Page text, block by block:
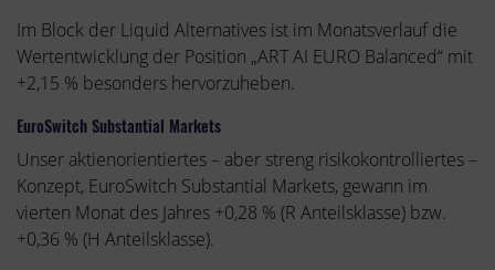
Im Block der Liquid Alternatives ist im Monatsverlauf die
Wertentwicklung der Position „ART AI EURO Balanced“ mit
+2,15 % besonders hervorzuheben.
EuroSwitch Substantial Markets
Unser aktienorientiertes – aber streng risikokontrolliertes –
Konzept, EuroSwitch Substantial Markets, gewann im
vierten Monat des Jahres +0,28 % (R Anteilsklasse) bzw.
+0,36 % (H Anteilsklasse).